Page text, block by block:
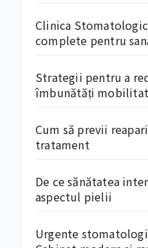
Clinica
complete pentru
Strategii pentru a
îmbunătăți
Cum să previi
tratament
De ce sănătatea
aspectul pielii
Urgente